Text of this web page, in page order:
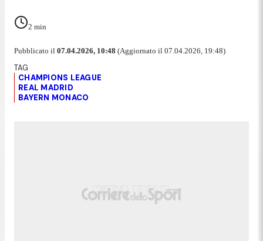
2 min
Pubblicato il 07.04.2026, 10:48 (Aggiornato il 07.04.2026, 19:48)
CHAMPIONS LEAGUE
REAL MADRID
BAYERN MONACO